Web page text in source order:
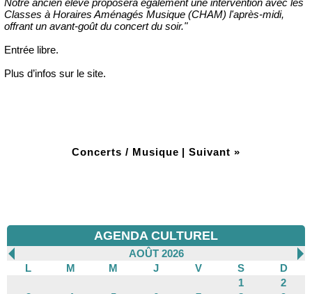
Notre ancien élève proposera également une intervention avec les
Classes à Horaires Aménagés Musique (CHAM) l'après-midi,
offrant un avant-goût du concert du soir."
Entrée libre.
Plus d’infos sur le site.
Concerts / Musique | Suivant »
AGENDA CULTUREL
AOÛT 2026
L
M M J V S
D
1
2